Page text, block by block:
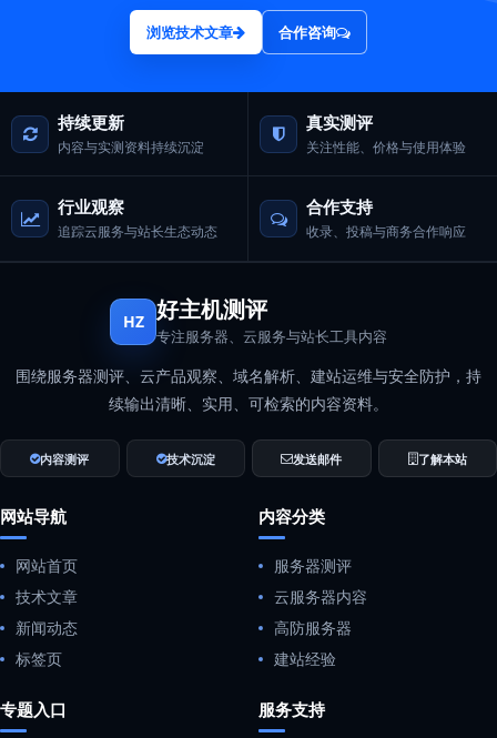
浏览技术文章 合作咨询
持续更新
内容与实测资料持续沉淀
真实测评
关注性能、价格与使用体验
行业观察
追踪云服务与站长生态动态
合作支持
收录、投稿与商务合作响应
HZ 好主机测评
专注服务器、云服务与站长工具内容
围绕服务器测评、云产品观察、域名解析、建站运维与安全防护，持
续输出清晰、实用、可检索的内容资料。
内容测评 技术沉淀 发送邮件 了解本站
网站导航
网站首页
技术文章
新闻动态
标签页
内容分类
服务器测评
云服务器内容
高防服务器
建站经验
专题入口 服务支持